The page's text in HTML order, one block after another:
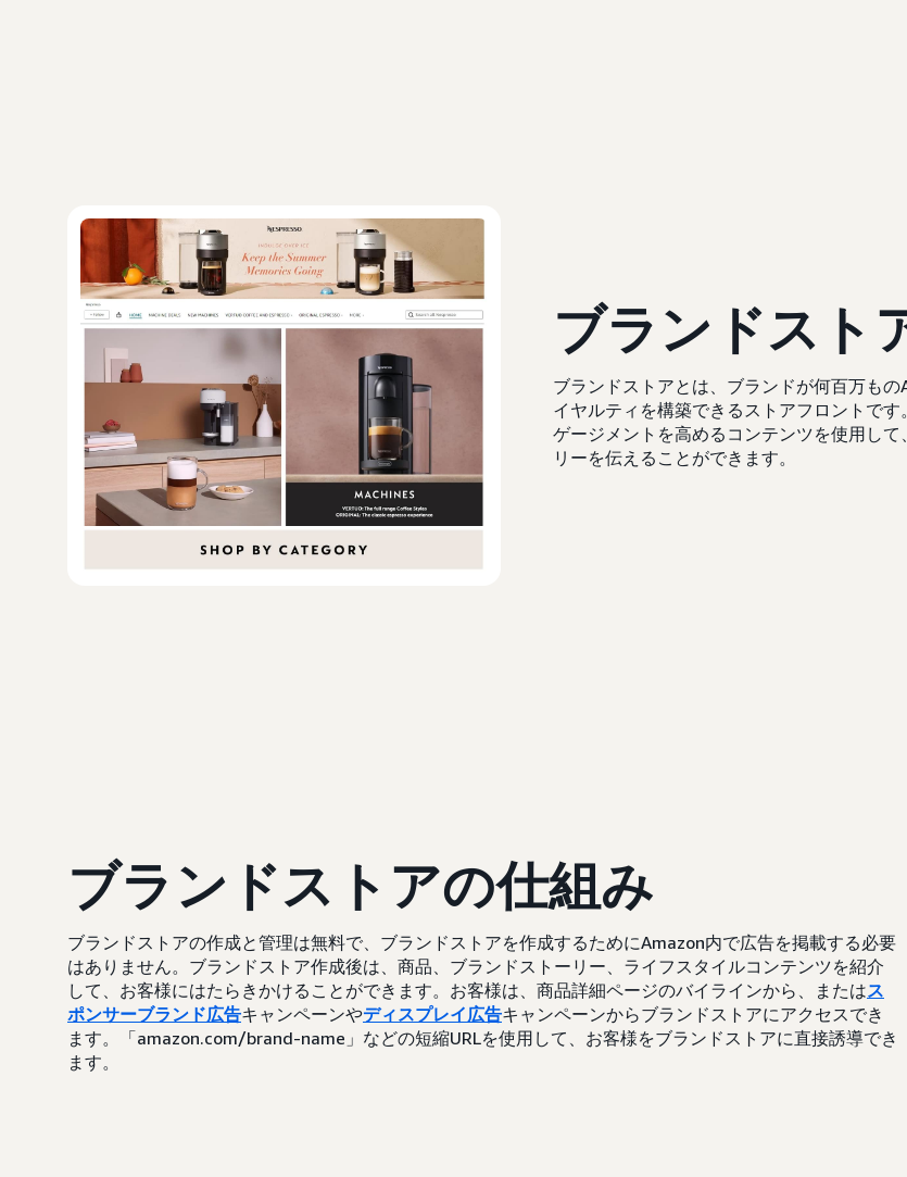
ブランドスト
ブランドストアとは、ブランドが何百万も
イヤルティを構築できるストアフロントで
ゲージメントを高めるコンテンツを使用し
リーを伝えることができます。
ブランドストアの仕組み
ブランドストアの作成と管理は無料で、ブランドストアを作成するためにAmazon内で広告を掲載する必要
はありません。ブランドストア作成後は、商品、ブランドストーリー、ライフスタイルコンテンツを紹介
して、お客様にはたらきかけることができます。お客様は、商品詳細ページのバイラインから、またはス
ポンサーブランド広告キャンペーンやディスプレイ広告キャンペーンからブランドストアにアクセスでき
ます。「amazon.com/brand-name」などの短縮URLを使用して、お客様をブランドストアに直接誘導でき
ます。